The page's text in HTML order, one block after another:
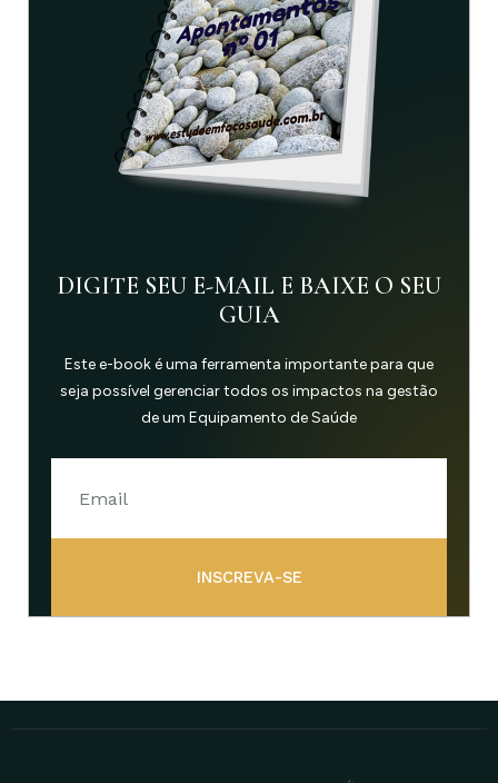
DIGITE SEU E-MAIL E BAIXE O SEU
GUIA
Este e-book é uma ferramenta importante para que
seja possível gerenciar todos os impactos na gestão
de um Equipamento de Saúde
INSCREVA-SE